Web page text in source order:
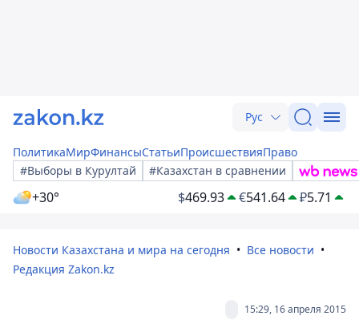
Рус
ПолитикаМирФинансыСтатьиПроисшествияПраво
#Выборы в Курултай
#Казахстан в сравнении
+30° $469.93 €541.64 ₽5.71
Новости Казахстана и мира на сегодня
Все новости
Редакция Zakon.kz
15:29, 16 апреля 2015